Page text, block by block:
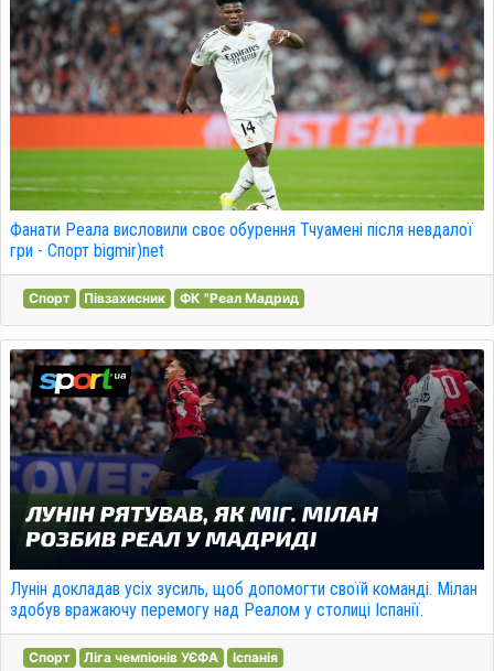
Фанати Реала висловили своє обурення Тчуамені після невдалої
гри - Спорт bigmir)net
Спорт Півзахисник ФК "Реал Мадрид
Лунін докладав усіх зусиль, щоб допомогти своїй команді. Мілан
здобув вражаючу перемогу над Реалом у столиці Іспанії.
Спорт Ліга чемпіонів УЄФА Іспанія